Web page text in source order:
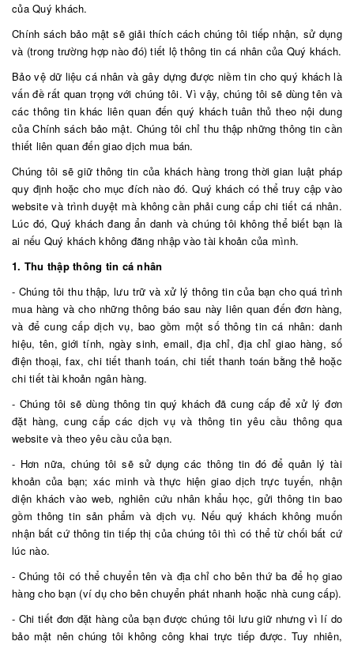
của Quý khách.
Chính sách bảo mật sẽ giải thích cách chúng tôi tiếp nhận, sử dụng
và (trong trường hợp nào đó) tiết lộ thông tin cá nhân của Quý khách.
Bảo vệ dữ liệu cá nhân và gây dựng được niềm tin cho quý khách là
vấn đề rất quan trọng với chúng tôi. Vì vậy, chúng tôi sẽ dùng tên và
các thông tin khác liên quan đến quý khách tuân thủ theo nội dung
của Chính sách bảo mật. Chúng tôi chỉ thu thập những thông tin cần
thiết liên quan đến giao dịch mua bán.
Chúng tôi sẽ giữ thông tin của khách hàng trong thời gian luật pháp
quy định hoặc cho mục đích nào đó. Quý khách có thể truy cập vào
website và trình duyệt mà không cần phải cung cấp chi tiết cá nhân.
Lúc đó, Quý khách đang ẩn danh và chúng tôi không thể biết bạn là
ai nếu Quý khách không đăng nhập vào tài khoản của mình.
1. Thu thập thông tin cá nhân
- Chúng tôi thu thập, lưu trữ và xử lý thông tin của bạn cho quá trình
mua hàng và cho những thông báo sau này liên quan đến đơn hàng,
và để cung cấp dịch vụ, bao gồm một số thông tin cá nhân: danh
hiệu, tên, giới tính, ngày sinh, email, địa chỉ, địa chỉ giao hàng, số
điện thoại, fax, chi tiết thanh toán, chi tiết thanh toán bằng thẻ hoặc
chi tiết tài khoản ngân hàng.
- Chúng tôi sẽ dùng thông tin quý khách đã cung cấp để xử lý đơn
đặt hàng, cung cấp các dịch vụ và thông tin yêu cầu thông qua
website và theo yêu cầu của bạn.
- Hơn nữa, chúng tôi sẽ sử dụng các thông tin đó để quản lý tài
khoản của bạn; xác minh và thực hiện giao dịch trực tuyến, nhận
diện khách vào web, nghiên cứu nhân khẩu học, gửi thông tin bao
gồm thông tin sản phẩm và dịch vụ. Nếu quý khách không muốn
nhận bất cứ thông tin tiếp thị của chúng tôi thì có thể từ chối bất cứ
lúc nào.
- Chúng tôi có thể chuyển tên và địa chỉ cho bên thứ ba để họ giao
hàng cho bạn (ví dụ cho bên chuyển phát nhanh hoặc nhà cung cấp).
- Chi tiết đơn đặt hàng của bạn được chúng tôi lưu giữ nhưng vì lí do
bảo mật nên chúng tôi không công khai trực tiếp được. Tuy nhiên,